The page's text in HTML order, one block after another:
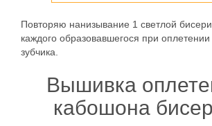
Повторяю нанизывание 1 светлой
каждого образовавшегося при
зубчика.
Вышивка
кабошона